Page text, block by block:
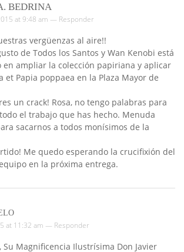
BEDRINA
at 9:48 am — Responder
vergüenzas al aire!!
de Todos los Santos y Wan Kenobi está
en ampliar la colección papiriana y aplicar
et Papia poppaea en la Plaza Mayor de
un crack! Rosa, no tengo palabras para
el trabajo que has hecho. Menuda
sacarnos a todos monísimos de la
Me quedo esperando la crucifixión del
en la próxima entrega.
at 11:32 am — Responder
Su Magnificencia Ilustrísima Don Javier